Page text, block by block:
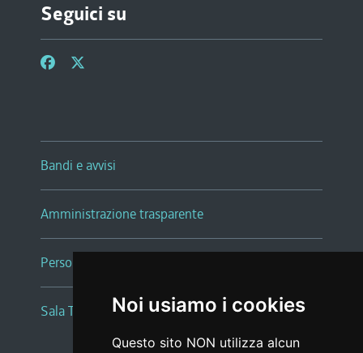
Noi usiamo i cookies
Questo sito NON utilizza alcun
Seguici su
Bandi e avvisi
Amministrazione trasparente
Persone e Uffici
Sala Tiziano Tessitori